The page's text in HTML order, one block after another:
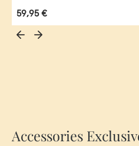
Regulärer Preis:
59,95 €
Accessories